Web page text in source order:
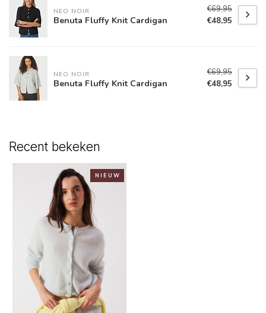
NEO NOIR
Benuta Fluffy Knit Cardigan
€69,95
€48,95
NEO NOIR
Benuta Fluffy Knit Cardigan
€69,95
€48,95
Recent bekeken
N I E U W